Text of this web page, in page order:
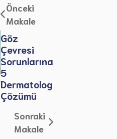
Önceki
Makale
Göz
Çevresi
Sorunlarına
5
Dermatolog
Çözümü
Sonraki
Makale